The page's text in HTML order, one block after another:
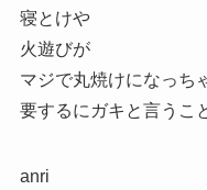
寝とけや
火遊びが
マジで丸焼けになっち
要するにガキと言うこ
anri